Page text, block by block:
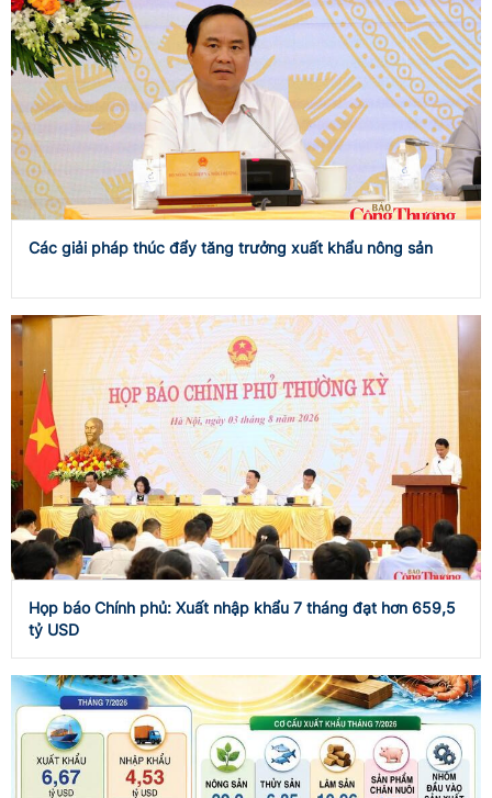
Các giải pháp thúc đẩy tăng trưởng xuất khẩu nông sản
Họp báo Chính phủ: Xuất nhập khẩu 7 tháng đạt hơn 659,5
tỷ USD